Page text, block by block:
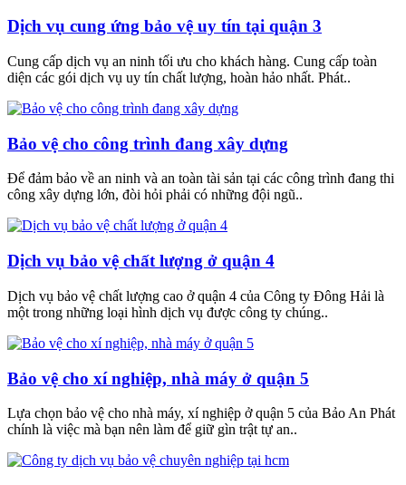
Dịch vụ cung ứng bảo vệ uy tín tại quận 3
Cung cấp dịch vụ an ninh tối ưu cho khách hàng. Cung cấp toàn
diện các gói dịch vụ uy tín chất lượng, hoàn hảo nhất. Phát..
Bảo vệ cho công trình đang xây dựng
Để đảm bảo về an ninh và an toàn tài sản tại các công trình đang thi
công xây dựng lớn, đòi hỏi phải có những đội ngũ..
Dịch vụ bảo vệ chất lượng ở quận 4
Dịch vụ bảo vệ chất lượng cao ở quận 4 của Công ty Đông Hải là
một trong những loại hình dịch vụ được công ty chúng..
Bảo vệ cho xí nghiệp, nhà máy ở quận 5
Lựa chọn bảo vệ cho nhà máy, xí nghiệp ở quận 5 của Bảo An Phát
chính là việc mà bạn nên làm để giữ gìn trật tự an..